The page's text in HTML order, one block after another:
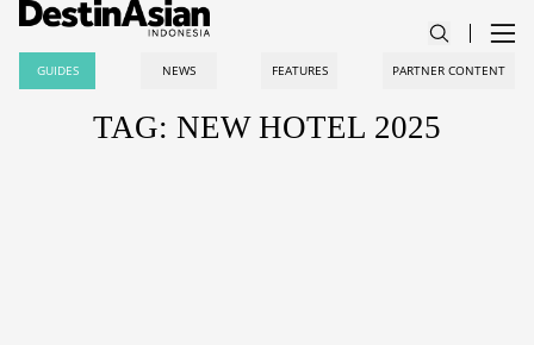
GUIDES NEWS FEATURES PARTNER CONTENT
TAG: NEW HOTEL 2025